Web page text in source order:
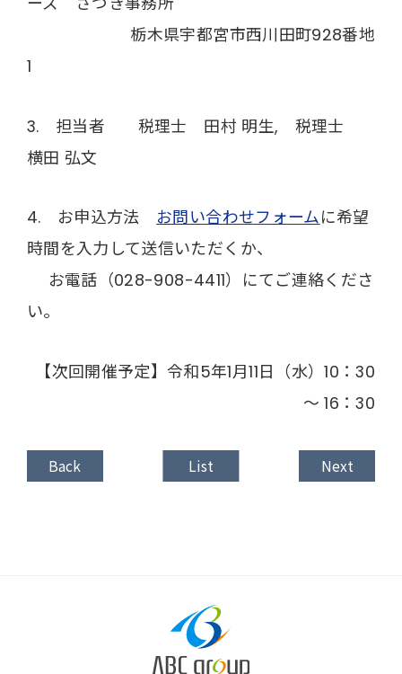
栃木県宇都宮市西川田町928番地
1
3. 担当者 税理士 田村 明生, 税理士
横田 弘文
4. お申込方法 お問い合わせフォームに希望
時間を入力して送信いただくか、
お電話（028-908-4411）にてご連絡くださ
い。
【次回開催予定】令和5年1月11日（水）10：30
～ 16：30
Back List Next